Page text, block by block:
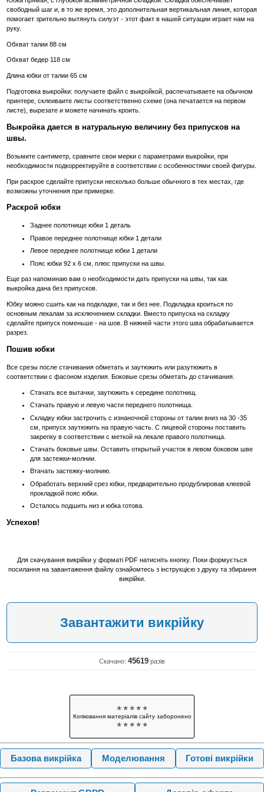
свободный шаг и, в то же время, это дополнительная вертикальная линия, которая
помогает зрительно вытянуть силуэт - этот факт в нашей ситуации играет нам на
руку.
Обхват талии 88 см
Обхват бедер 118 см
Длина юбки от талии 65 см
Подготовка выкройки: получаете файл с выкройкой, распечатываете на обычном
принтере, склеиваите листы соответственно схеме (она печатается на первом
листе), вырезате и можете начинать кроить.
Выкройка дается в натуральную величину без припусков на
швы.
Возьмите сантиметр, сравните свои мерки с параметрами выкройки, при
необходимости подкорректируйте в соответствии с особенностями своей фигуры.
При раскрое сделайте припуски несколько больше обычного в тех местах, где
возможны уточнения при примерке.
Раскрой юбки
Заднее полотнище юбки 1 деталь
Правое переднее полотнище юбки 1 детали
Левое переднее полотнище юбки 1 детали
Пояс юбки 92 х 6 см, плюс припуски на швы.
Еще раз напоминаю вам о необходимости дать припуски на швы, так как
выкройка дана без припусков.
Юбку можно сшить как на подкладке, так и без нее. Подкладка кроиться по
основным лекалам за исключением складки. Вместо припуска на складку
сделайте припуск поменьше - на шов. В нижней части этого шва обрабатывается
разрез.
Пошив юбки
Все срезы после стачивания обметать и заутюжить или разутюжить в
соответствии с фасоном изделия. Боковые срезы обметать до стачивания.
Стачать все вытачки, заутюжить к середине полотнищ.
Стачать правую и левую части переднего полотнища.
Складку юбки застрочить с изнаночной стороны от талии вниз на 30 -35
см, припуск заутюжить на правую часть. С лицевой стороны поставить
закрепку в соответствии с меткой на лекале правого полотнища.
Стачать боковые швы. Оставить открытый участок в левом боковом шве
для застежки-молнии.
Втачать застежку-молнию.
Обработать верхний срез юбки, предварительно продублировав клеевой
прокладкой пояс юбки.
Осталось подшить низ и юбка готова.
Успехов!
Для скачування викрійки у форматі PDF натисніть кнопку. Поки формується
посилання на завантаження файлу ознайомтесь з інструкцією з друку та збирання
викрійки.
Завантажити викрійку
Скачано: 45619 разів
✯ ✯ ✯ ✯ ✯
Копіювання матеріалів сайту заборонено
✯ ✯ ✯ ✯ ✯
Базова викрійка Моделювання Готові викрійки